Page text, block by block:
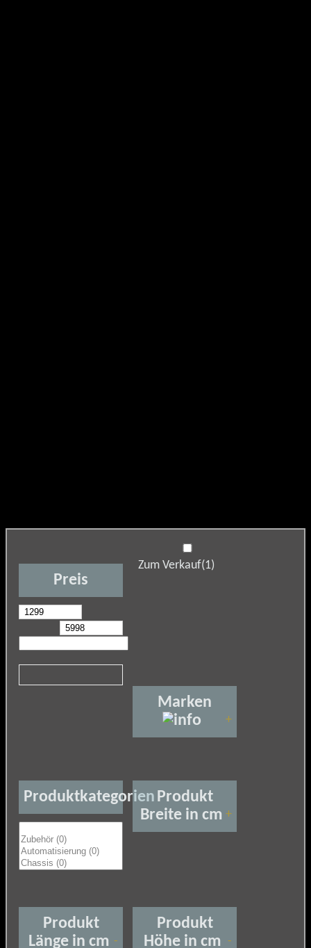
Preis
Zum Verkauf(1)
Marken
+
Produktkategorien Produkt
Breite in cm +
Produkt
Länge in cm -
Produkt
Höhe in cm -